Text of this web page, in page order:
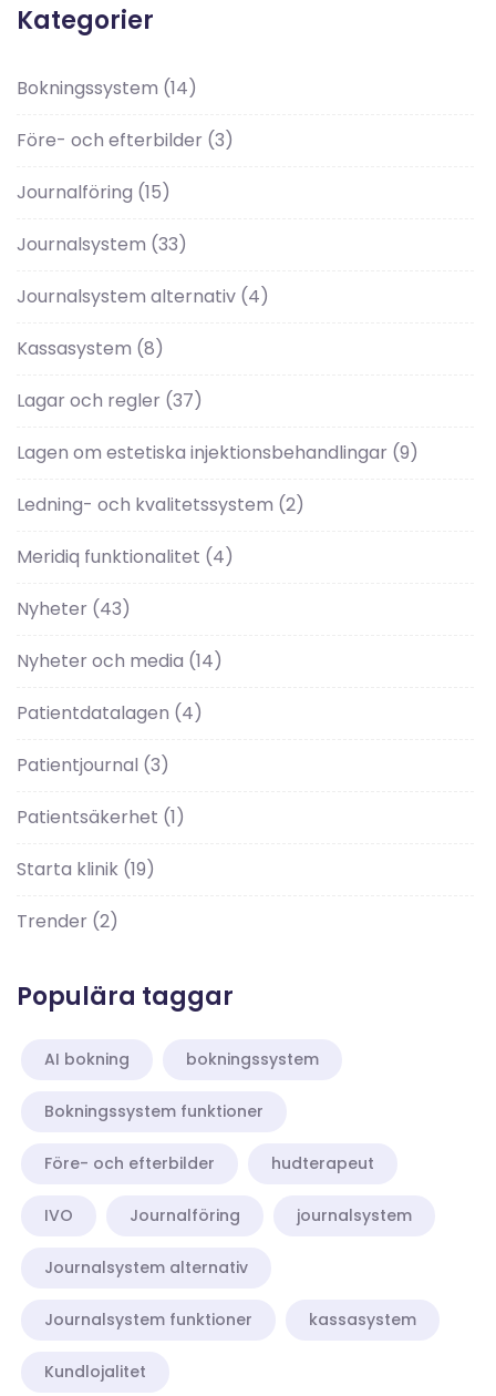
Kategorier
Bokningssystem (14)
Före- och efterbilder (3)
Journalföring (15)
Journalsystem (33)
Journalsystem alternativ (4)
Kassasystem (8)
Lagar och regler (37)
Lagen om estetiska injektionsbehandlingar (9)
Ledning- och kvalitetssystem (2)
Meridiq funktionalitet (4)
Nyheter (43)
Nyheter och media (14)
Patientdatalagen (4)
Patientjournal (3)
Patientsäkerhet (1)
Starta klinik (19)
Trender (2)
Populära taggar
AI bokning bokningssystem
Bokningssystem funktioner
Före- och efterbilder hudterapeut
IVO Journalföring journalsystem
Journalsystem alternativ
Journalsystem funktioner kassasystem
Kundlojalitet